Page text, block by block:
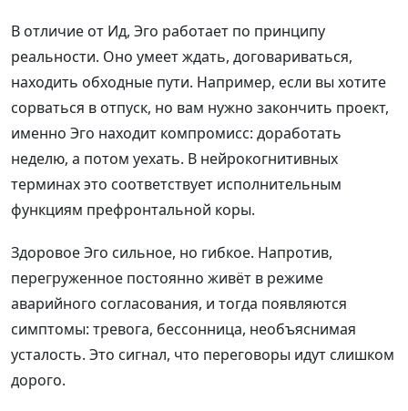
В отличие от Ид, Эго работает по принципу
реальности. Оно умеет ждать, договариваться,
находить обходные пути. Например, если вы хотите
сорваться в отпуск, но вам нужно закончить проект,
именно Эго находит компромисс: доработать
неделю, а потом уехать. В нейрокогнитивных
терминах это соответствует исполнительным
функциям префронтальной коры.
Здоровое Эго сильное, но гибкое. Напротив,
перегруженное постоянно живёт в режиме
аварийного согласования, и тогда появляются
симптомы: тревога, бессонница, необъяснимая
усталость. Это сигнал, что переговоры идут слишком
дорого.